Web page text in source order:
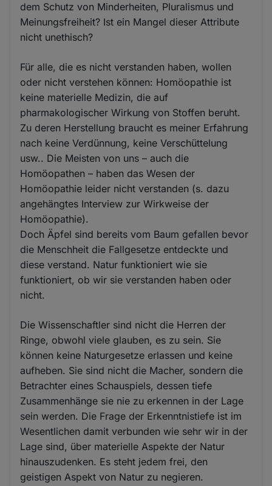
dem Schutz von Minderheiten, Pluralismus und
Meinungsfreiheit? Ist ein Mangel dieser Attribute
nicht unethisch?
Für alle, die es nicht verstanden haben, wollen
oder nicht verstehen können: Homöopathie ist
keine materielle Medizin, die auf
pharmakologischer Wirkung von Stoffen beruht.
Zu deren Herstellung braucht es meiner Erfahrung
nach keine Verdünnung, keine Verschüttelung
usw.. Die Meisten von uns – auch die
Homöopathen – haben das Wesen der
Homöopathie leider nicht verstanden (s. dazu
angehängtes Interview zur Wirkweise der
Homöopathie).
Doch Äpfel sind bereits vom Baum gefallen bevor
die Menschheit die Fallgesetze entdeckte und
diese verstand. Natur funktioniert wie sie
funktioniert, ob wir sie verstanden haben oder
nicht.
Die Wissenschaftler sind nicht die Herren der
Ringe, obwohl viele glauben, es zu sein. Sie
können keine Naturgesetze erlassen und keine
aufheben. Sie sind nicht die Macher, sondern die
Betrachter eines Schauspiels, dessen tiefe
Zusammenhänge sie nie zu erkennen in der Lage
sein werden. Die Frage der Erkenntnistiefe ist im
Wesentlichen damit verbunden wie sehr wir in der
Lage sind, über materielle Aspekte der Natur
hinauszudenken. Es steht jedem frei, den
geistigen Aspekt von Natur zu negieren.